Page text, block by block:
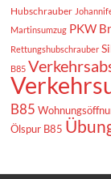
Hubschrauber
Martinsumzug PKW
Rettungshubschrauber
B85
B85
Ölspur B85